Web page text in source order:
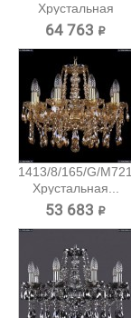
Хрустальная
подвесная...
64 763 ₽
1413/8/165/G/M721
Хрустальная...
53 683 ₽